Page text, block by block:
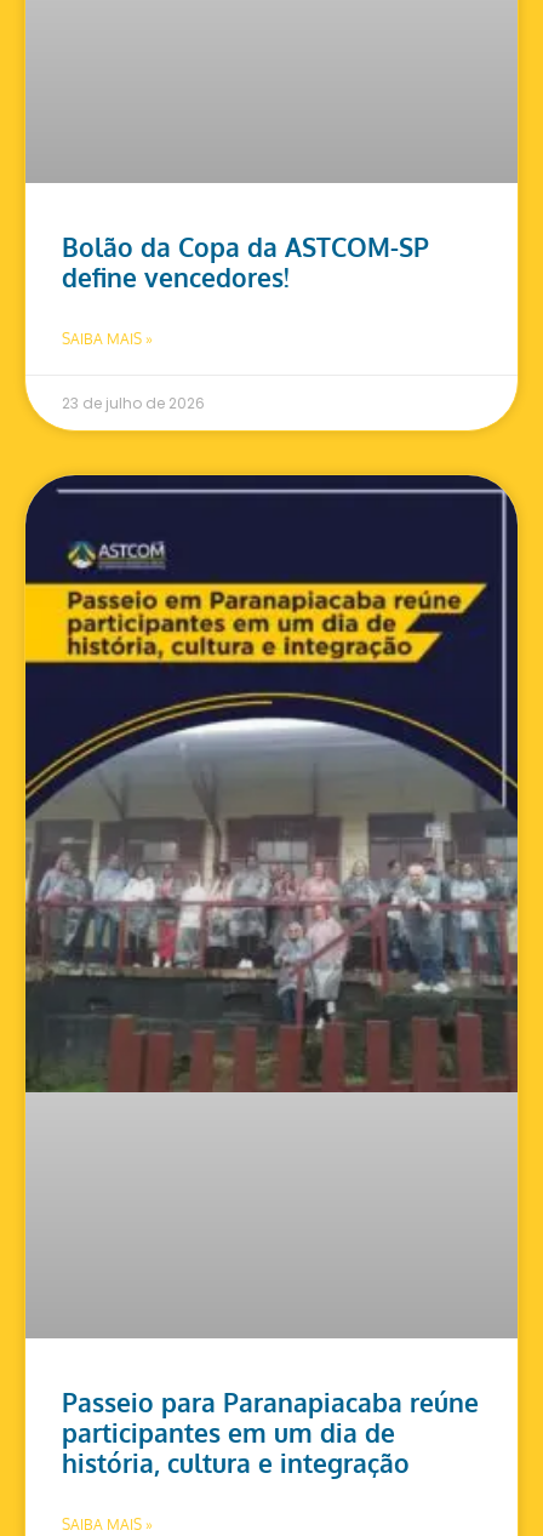
Bolão da Copa da ASTCOM-SP
define vencedores!
SAIBA MAIS »
23 de julho de 2026
Passeio para Paranapiacaba reúne
participantes em um dia de
história, cultura e integração
SAIBA MAIS »